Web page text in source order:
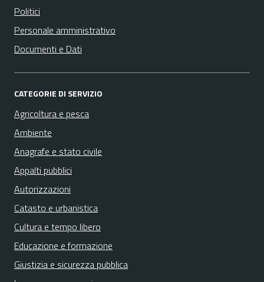
Politici
Personale amministrativo
Documenti e Dati
CATEGORIE DI SERVIZIO
Agricoltura e pesca
Ambiente
Anagrafe e stato civile
Appalti pubblici
Autorizzazioni
Catasto e urbanistica
Cultura e tempo libero
Educazione e formazione
Giustizia e sicurezza pubblica